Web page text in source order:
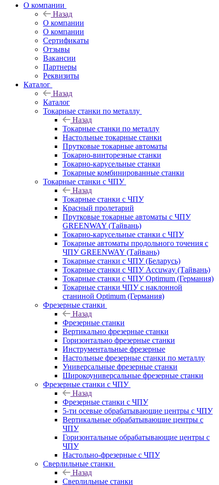
О компании
Назад
О компании
О компании
Сертификаты
Отзывы
Вакансии
Партнеры
Реквизиты
Каталог
Назад
Каталог
Токарные станки по металлу
Назад
Токарные станки по металлу
Настольные токарные станки
Прутковые токарные автоматы
Токарно-винторезные станки
Токарно-карусельные станки
Токарные комбинированные станки
Токарные станки с ЧПУ
Назад
Токарные станки с ЧПУ
Красный пролетарий
Прутковые токарные автоматы с ЧПУ
GREENWAY (Тайвань)
Токарно-карусельные станки с ЧПУ
Токарные автоматы продольного точения с
ЧПУ GREENWAY (Тайвань)
Токарные станки с ЧПУ (Беларусь)
Токарные станки с ЧПУ Accuway (Тайвань)
Токарные станки с ЧПУ Optimum (Германия)
Токарные станки ЧПУ с наклонной
станиной Optimum (Германия)
Фрезерные станки
Назад
Фрезерные станки
Вертикально фрезерные станки
Горизонтально фрезерные станки
Инструментальные фрезерные
Настольные фрезерные станки по металлу
Универсальные фрезерные станки
Широкоуниверсальные фрезерные станки
Фрезерные станки с ЧПУ
Назад
Фрезерные станки с ЧПУ
5-ти осевые обрабатывающие центры с ЧПУ
Вертикальные обрабатывающие центры с
ЧПУ
Горизонтальные обрабатывающие центры с
ЧПУ
Настольно-фрезерные с ЧПУ
Сверлильные станки
Назад
Сверлильные станки